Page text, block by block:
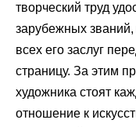
творческий труд
зарубежных
всех его заслуг
страницу. За этим
художника стоят
отношение к